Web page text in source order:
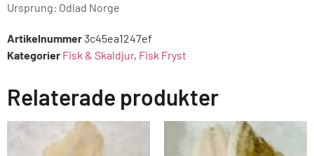
Ursprung: Odlad Norge
Artikelnummer 3c45ea1247ef
Kategorier Fisk & Skaldjur, Fisk Fryst
Relaterade produkter